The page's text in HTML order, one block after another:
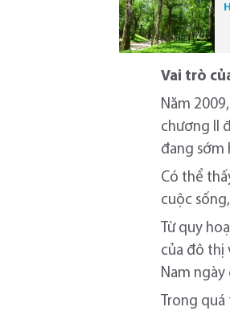
Vai trò
Năm
chương II
đang sớm
Có thể
cuộc
Từ quy
của đô thị
Nam
Trong